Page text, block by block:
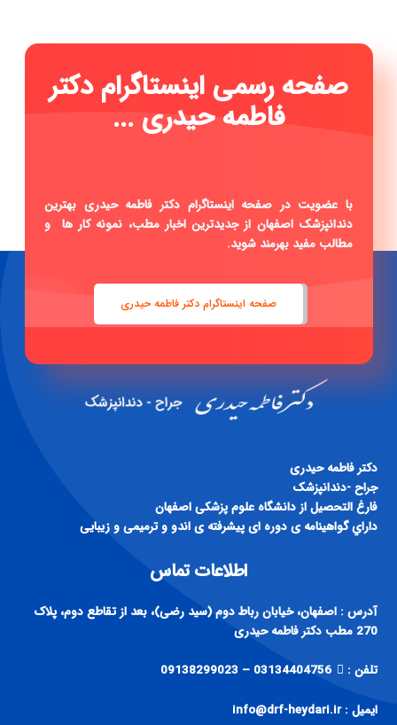
صفحه رسمی اینستاگرام دکتر
فاطمه حیدری ...
با عضویت در صفحه اینستاگرام دکتر فاطمه حیدری بهترین
دندانپزشک اصفهان از جدیدترین اخبار مطب، نمونه کار ها و
مطالب مفید بهرمند شوید.
صفحه اینستاگرام دکتر فاطمه حیدری
دكتر فاطمه حيدری
جراح -دندانپزشک
فارغ التحصيل از دانشگاه علوم پزشكی اصفهان
داراي گواهينامه ی دوره ای پيشرفته ی اندو و ترميمی و زيبايی
اطلاعات تماس
آدرس : اصفهان، خیابان رباط دوم (سید رضی)، بعد از تقاطع دوم، پلاک
270 مطب دکتر فاطمه حیدری
تلفن : 03134404756 – 09138299023
ایمیل : info@drf-heydari.ir